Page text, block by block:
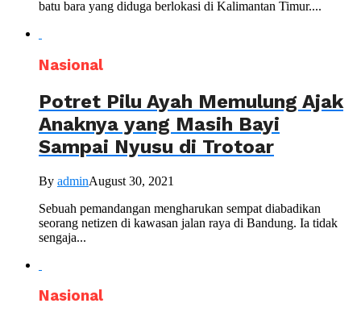
batu bara yang diduga berlokasi di Kalimantan Timur....
Nasional
Potret Pilu Ayah Memulung Ajak
Anaknya yang Masih Bayi
Sampai Nyusu di Trotoar
By adminAugust 30, 2021
Sebuah pemandangan mengharukan sempat diabadikan
seorang netizen di kawasan jalan raya di Bandung. Ia tidak
sengaja...
Nasional